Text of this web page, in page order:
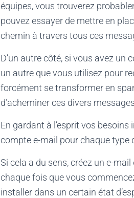
équipes, vous trouverez
pouvez essayer de mettre en
chemin à travers tous ces
D’un autre côté, si vous avez
un autre que vous utilisez pour
forcément se transformer en
d’acheminer ces divers
En gardant à l’esprit vos
compte e-mail pour chaque type
Si cela a du sens, créez un e-
chaque fois que vous
installer dans un certain état